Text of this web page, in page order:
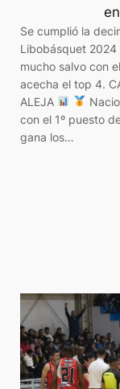
en
Se cumplió la
Libobásquet 2024
mucho salvo con
acecha el top 4.
ALEJA
con el 1º puesto
gana los…